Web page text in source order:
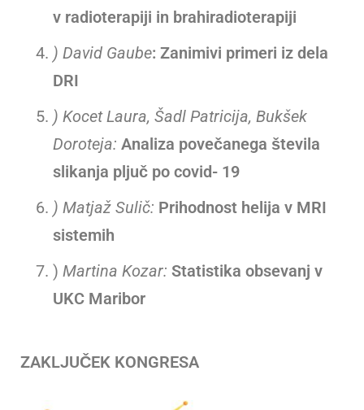
v radioterapiji in brahiradioterapiji
) David Gaube: Zanimivi primeri iz dela
DRI
) Kocet Laura, Šadl Patricija, Bukšek
Doroteja: Analiza povečanega števila
slikanja pljuč po covid- 19
) Matjaž Sulič: Prihodnost helija v MRI
sistemih
) Martina Kozar: Statistika obsevanj v
UKC Maribor
ZAKLJUČEK KONGRESA